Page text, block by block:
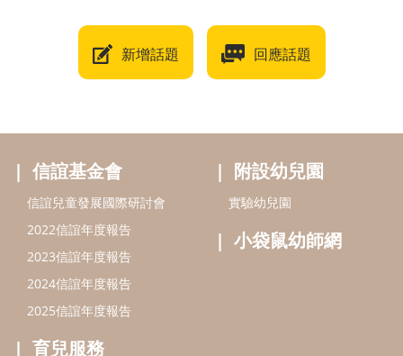
新增話題 回應話題
信誼基金會
信誼兒童發展國際研討會
2022信誼年度報告
2023信誼年度報告
2024信誼年度報告
2025信誼年度報告
育兒服務
附設幼兒園
實驗幼兒園
小袋鼠幼師網